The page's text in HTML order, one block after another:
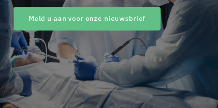
Meld u aan voor onze nieuwsbrief